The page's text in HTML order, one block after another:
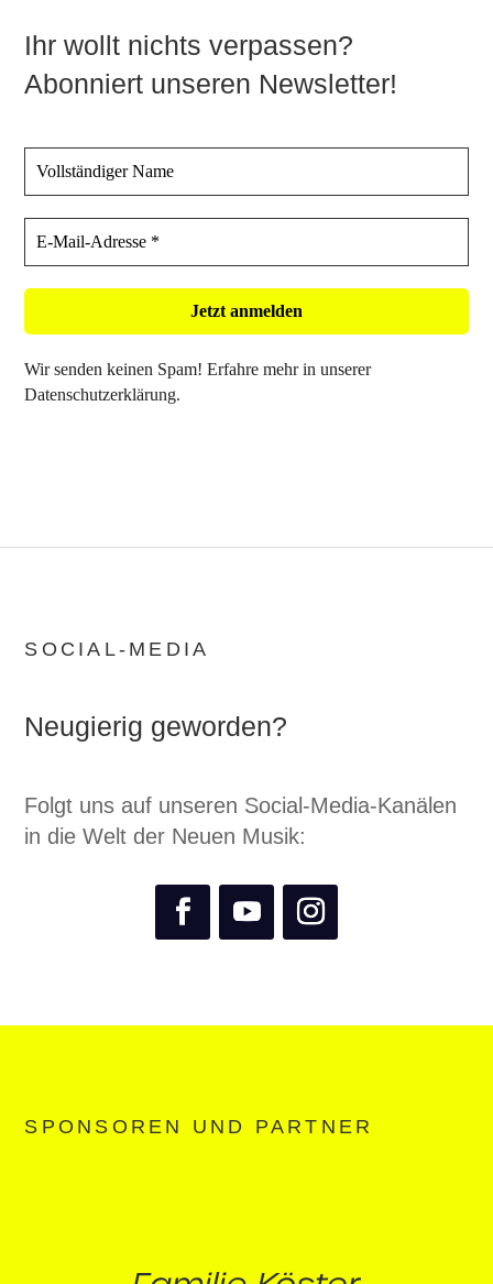
Ihr wollt nichts verpassen?
Abonniert unseren Newsletter!
Wir senden keinen Spam! Erfahre mehr in unserer
Datenschutzerklärung.
SOCIAL-MEDIA
Neugierig geworden?
Folgt uns auf unseren Social-Media-Kanälen
in die Welt der Neuen Musik:
SPONSOREN UND PARTNER